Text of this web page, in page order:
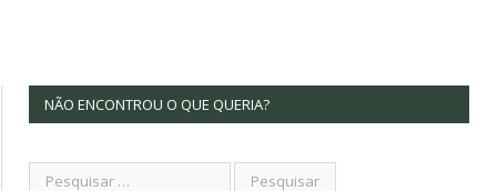
NÃO ENCONTROU O QUE QUERIA?